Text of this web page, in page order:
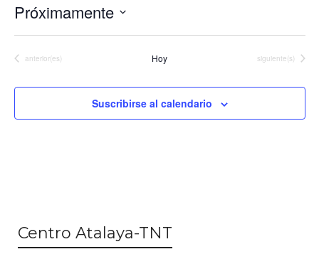
Próximamente
Eventos
anterior(es) Hoy Eventos
siguiente(s)
Suscribirse al calendario
Centro Atalaya-TNT